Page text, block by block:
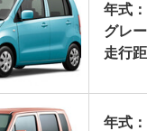
年式
グレ
走行
年式